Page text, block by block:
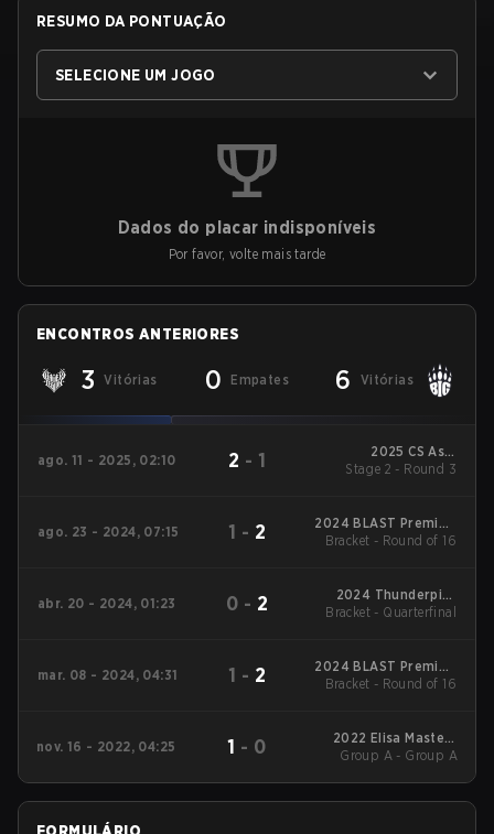
RESUMO DA PONTUAÇÃO
SELECIONE UM JOGO
Dados do placar indisponíveis
Por favor, volte mais tarde
ENCONTROS ANTERIORES
3 Vitórias 0 Empates 6 Vitórias
ago. 11 - 2025, 02:10 2 - 1
2025 CS Asia
Championships
Stage 2 - Round 3
ago. 23 - 2024, 07:15 1 - 2
2024 BLAST Premier:
Fall Showdown
Bracket - Round of 16
abr. 20 - 2024, 01:23 0 - 2
2024 Thunderpick
World Championship:
Bracket - Quarterfinal
mar. 08 - 2024, 04:31 1 - 2
2024 BLAST Premier:
Spring Showdown
Bracket - Round of 16
nov. 16 - 2022, 04:25 1 - 0
2022 Elisa Masters
Espoo
Group A - Group A